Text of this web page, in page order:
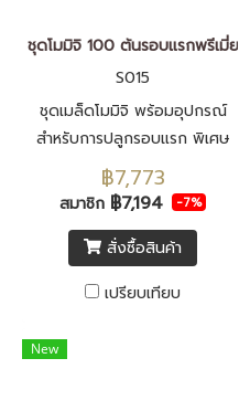
ชุดโมมิจิ 100 ต้นรอบแรกพรีเมี่ยม
S015
ชุดเมล็ดโมมิจิ พร้อมอุปกรณ์
สำหรับการปลูกรอบแรก พิเศษ
เพิ่มอุกรณ์วัดค่า EC ค่าpH
เครื่องวัดความหวานและ ตาชั่ง
฿7,773
สมาชิก ฿7,194 -7%
สั่งซื้อสินค้า
เปรียบเทียบ
New